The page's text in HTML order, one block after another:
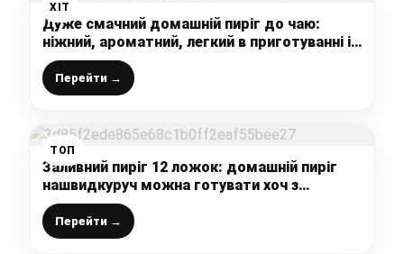
ХІТ
Дуже смачний домашній пиріг до чаю:
ніжний, ароматний, легкий в приготуванні і
смачний пиріг з фруктами, змінюю будь-
якими і отримую новий смак
Перейти →
ТОП
Заливний пиріг 12 ложок: домашній пиріг
нашвидкуруч можна готувати хоч з
ягодами, хоч з фруктами, хоч без
наповнення
Перейти →